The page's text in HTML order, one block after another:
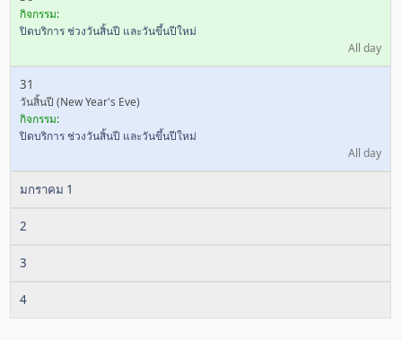
กิจกรรม:
ปิดบริการ ช่วงวันสิ้นปี และวันขึ้นปีใหม่
All day
31
วันสิ้นปี (New Year's Eve)
กิจกรรม:
ปิดบริการ ช่วงวันสิ้นปี และวันขึ้นปีใหม่
All day
มกราคม 1
2
3
4